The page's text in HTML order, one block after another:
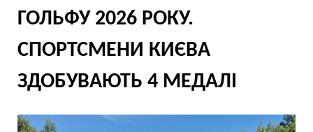
ГОЛЬФУ 2026 РОКУ.
СПОРТСМЕНИ КИЄВА
ЗДОБУВАЮТЬ 4 МЕДАЛІ